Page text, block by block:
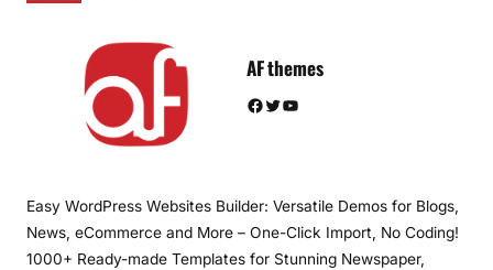
AF themes
Facebook Twitter YouTube
Easy WordPress Websites Builder: Versatile Demos for Blogs,
News, eCommerce and More – One-Click Import, No Coding!
1000+ Ready-made Templates for Stunning Newspaper,